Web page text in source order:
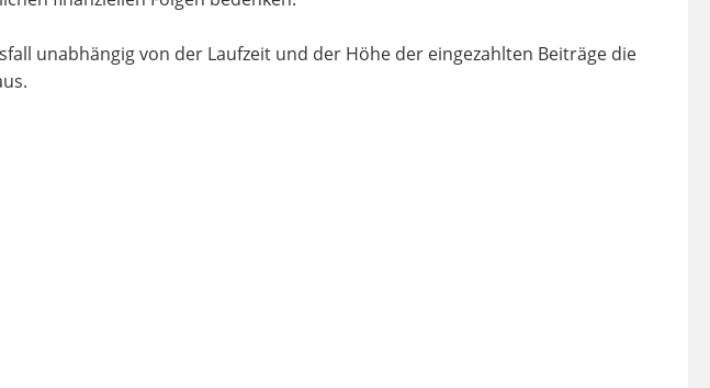
unabhängig von der Laufzeit und der Höhe der eingezahlten Beiträge die